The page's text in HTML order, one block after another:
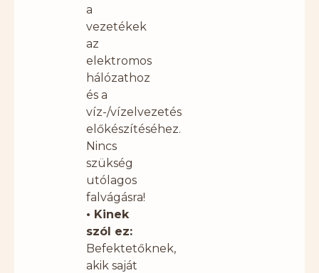
a
vezetékek
az
elektromos
hálózathoz
és a
víz-/vízelvezetés
előkészítéséhez.
Nincs
szükség
utólagos
falvágásra!
• Kinek
szól ez:
Befektetőknek,
akik saját